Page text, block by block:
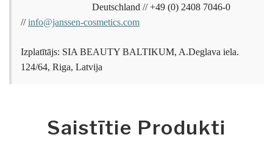
Deutschland // +49 (0) 2408 7046-0
//info@janssen-cosmetics.com
Izplatītājs: SIA BEAUTY BALTIKUM, A.Deglava iela.
124/64, Riga, Latvija
Saistītie Produkti